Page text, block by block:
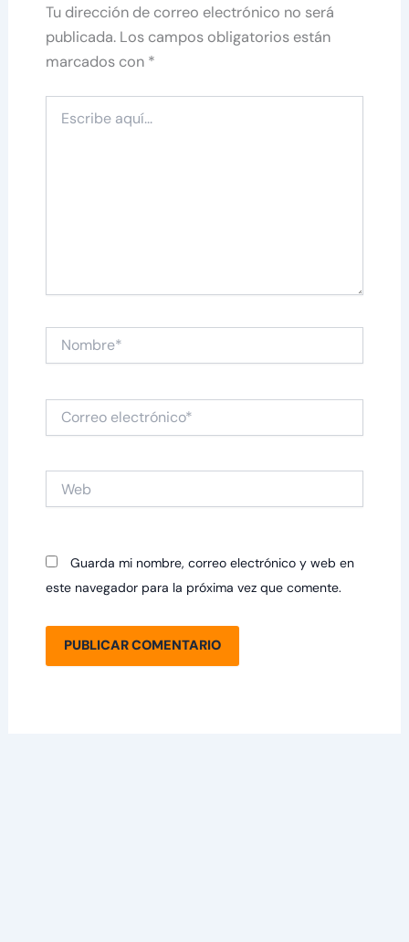
Tu dirección de correo electrónico no será
publicada. Los campos obligatorios están
marcados con *
aquí...
Nombre*
electrónico*
Guarda mi nombre, correo electrónico y web en
este navegador para la próxima vez que comente.